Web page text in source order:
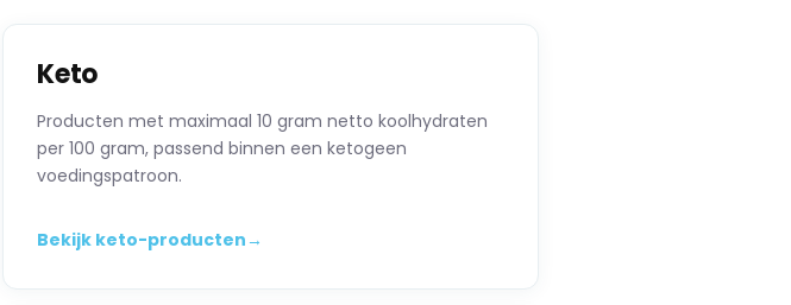
Keto
Producten met maximaal 10 gram netto koolhydraten
per 100 gram, passend binnen een ketogeen
voedingspatroon.
Bekijk keto-producten→